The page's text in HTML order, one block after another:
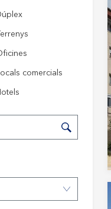
Dúplex
Terrenys
Oficines
Locals comercials
Hotels
de les